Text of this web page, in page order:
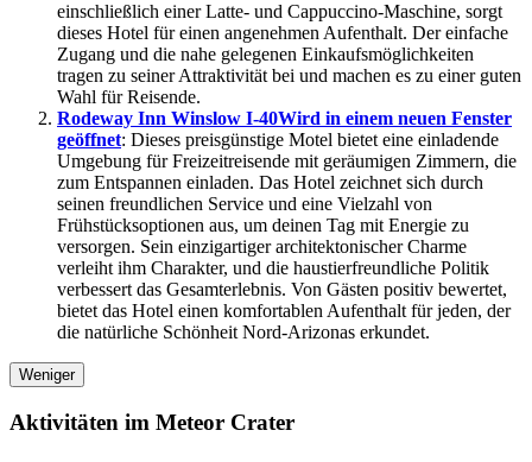
einschließlich einer Latte- und Cappuccino-Maschine, sorgt
dieses Hotel für einen angenehmen Aufenthalt. Der einfache
Zugang und die nahe gelegenen Einkaufsmöglichkeiten
tragen zu seiner Attraktivität bei und machen es zu einer guten
Wahl für Reisende.
Rodeway Inn Winslow I-40Wird in einem neuen Fenster
geöffnet: Dieses preisgünstige Motel bietet eine einladende
Umgebung für Freizeitreisende mit geräumigen Zimmern, die
zum Entspannen einladen. Das Hotel zeichnet sich durch
seinen freundlichen Service und eine Vielzahl von
Frühstücksoptionen aus, um deinen Tag mit Energie zu
versorgen. Sein einzigartiger architektonischer Charme
verleiht ihm Charakter, und die haustierfreundliche Politik
verbessert das Gesamterlebnis. Von Gästen positiv bewertet,
bietet das Hotel einen komfortablen Aufenthalt für jeden, der
die natürliche Schönheit Nord-Arizonas erkundet.
Weniger
Aktivitäten im Meteor Crater